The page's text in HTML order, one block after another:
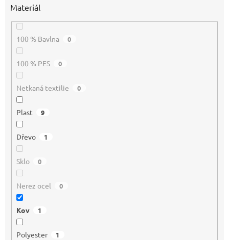
Materiál
100 % Bavlna 0
100 % PES 0
Netkaná textilie 0
Plast 9
Dřevo 1
Sklo 0
Nerez ocel 0
Kov 1
Polyester 1